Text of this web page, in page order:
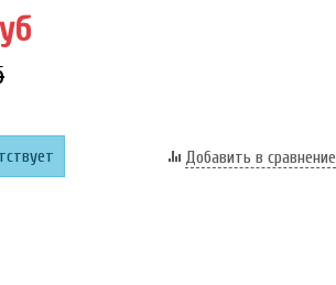
Добавить в сравнение